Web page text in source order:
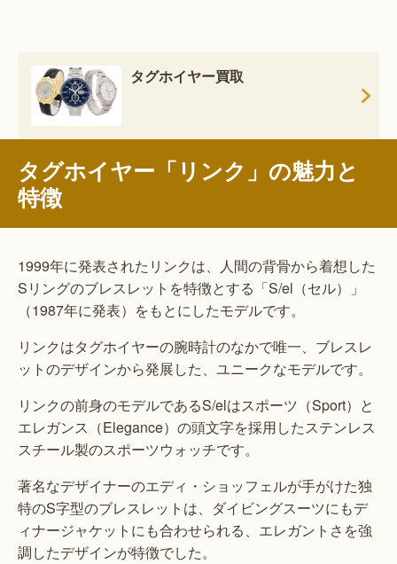
タグホイヤー買取
タグホイヤー「リンク」の魅力と
特徴
1999年に発表されたリンクは、人間の背骨から着想した
Sリングのブレスレットを特徴とする「S/el（セル）」
（1987年に発表）をもとにしたモデルです。
リンクはタグホイヤーの腕時計のなかで唯一、ブレスレ
ットのデザインから発展した、ユニークなモデルです。
リンクの前身のモデルであるS/elはスポーツ（Sport）と
エレガンス（Elegance）の頭文字を採用したステンレス
スチール製のスポーツウォッチです。
著名なデザイナーのエディ・ショッフェルが手がけた独
特のS字型のブレスレットは、ダイビングスーツにもデ
ィナージャケットにも合わせられる、エレガントさを強
調したデザインが特徴でした。